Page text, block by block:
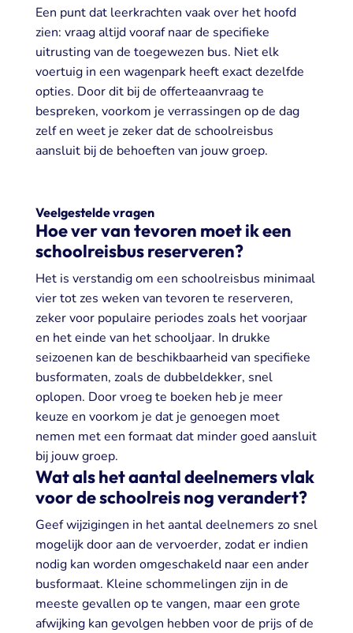
Een punt dat leerkrachten vaak over het hoofd
zien: vraag altijd vooraf naar de specifieke
uitrusting van de toegewezen bus. Niet elk
voertuig in een wagenpark heeft exact dezelfde
opties. Door dit bij de offerteaanvraag te
bespreken, voorkom je verrassingen op de dag
zelf en weet je zeker dat de schoolreisbus
aansluit bij de behoeften van jouw groep.
Veelgestelde vragen
Hoe ver van tevoren moet ik een
schoolreisbus reserveren?
Het is verstandig om een schoolreisbus minimaal
vier tot zes weken van tevoren te reserveren,
zeker voor populaire periodes zoals het voorjaar
en het einde van het schooljaar. In drukke
seizoenen kan de beschikbaarheid van specifieke
busformaten, zoals de dubbeldekker, snel
oplopen. Door vroeg te boeken heb je meer
keuze en voorkom je dat je genoegen moet
nemen met een formaat dat minder goed aansluit
bij jouw groep.
Wat als het aantal deelnemers vlak
voor de schoolreis nog verandert?
Geef wijzigingen in het aantal deelnemers zo snel
mogelijk door aan de vervoerder, zodat er indien
nodig kan worden omgeschakeld naar een ander
busformaat. Kleine schommelingen zijn in de
meeste gevallen op te vangen, maar een grote
afwijking kan gevolgen hebben voor de prijs of de